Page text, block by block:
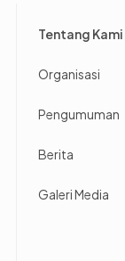
Tentang Kami
Organisasi
Pengumuman
Berita
Galeri Media